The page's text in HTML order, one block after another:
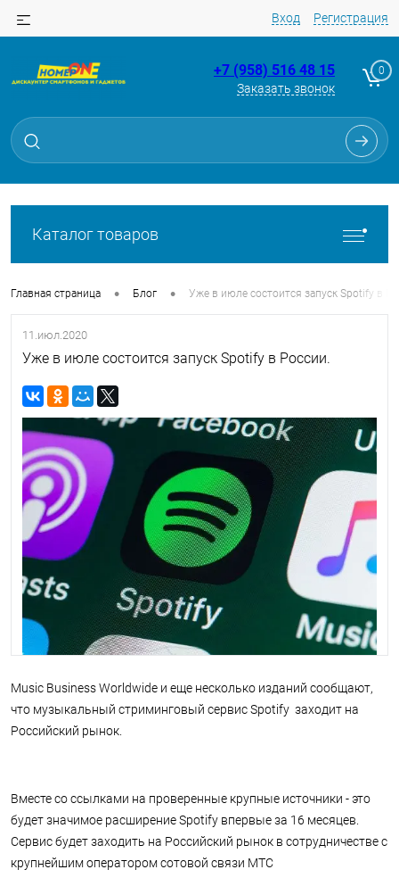
Вход Регистрация
+7 (958) 516 48 15
Заказать звонок
0
Каталог товаров
Главная страница • Блог • Уже в июле состоится запуск Spotify в
11.июл.2020
Уже в июле состоится запуск Spotify в России.
Music Business Worldwide и еще несколько изданий сообщают,
что музыкальный стриминговый сервис Spotify заходит на
Российский рынок.
Вместе со ссылками на проверенные крупные источники - это
будет значимое расширение Spotify впервые за 16 месяцев.
Сервис будет заходить на Российский рынок в сотрудничестве с
крупнейшим оператором сотовой связи МТС